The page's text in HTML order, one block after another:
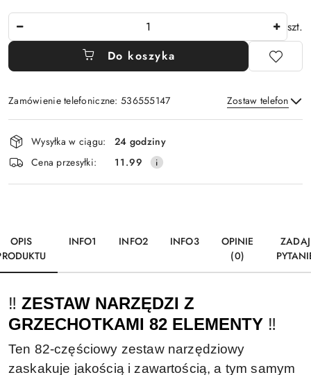
szt.
Do koszyka
Zamówienie telefoniczne: 536555147 Zostaw telefon
Wyślij
Dostępność
i
dostawa
Wysyłka w ciągu:
24 godziny
Cena przesyłki:
11.99
OPIS
INFO1 INFO2 INFO3
OPINIE
(0)
ZADAJ
‼️ ZESTAW NARZĘDZI Z
GRZECHOTKAMI 82 ELEMENTY ‼️
Ten 82-częściowy zestaw narzędziowy
zaskakuje jakością i zawartością, a tym samym